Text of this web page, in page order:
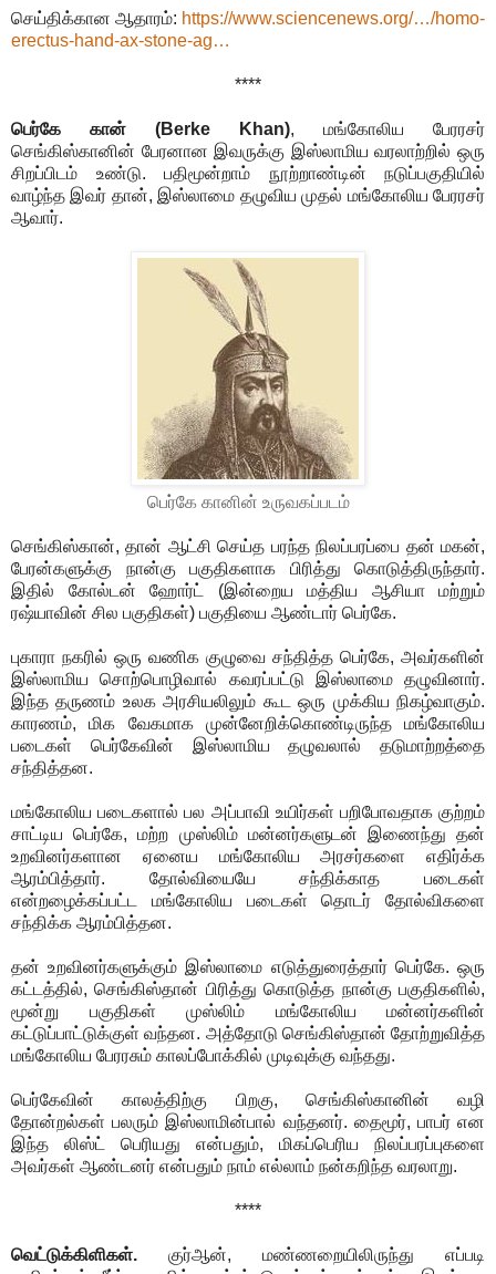
செய்திக்கான ஆதாரம்: https://www.sciencenews.org/…/homo-
erectus-hand-ax-stone-ag…
****
பெர்கே கான் (Berke Khan), மங்கோலிய பேரரசர்
செங்கிஸ்கானின் பேரனான இவருக்கு இஸ்லாமிய வரலாற்றில் ஒரு
சிறப்பிடம் உண்டு. பதிமூன்றாம் நூற்றாண்டின் நடுப்பகுதியில்
வாழ்ந்த இவர் தான், இஸ்லாமை தழுவிய முதல் மங்கோலிய பேரரசர்
ஆவார்.
பெர்கே கானின் உருவகப்படம்
செங்கிஸ்கான், தான் ஆட்சி செய்த பரந்த நிலப்பரப்பை தன் மகன்,
பேரன்களுக்கு நான்கு பகுதிகளாக பிரித்து கொடுத்திருந்தார்.
இதில் கோல்டன் ஹோர்ட் (இன்றைய மத்திய ஆசியா மற்றும்
ரஷ்யாவின் சில பகுதிகள்) பகுதியை ஆண்டார் பெர்கே.
புகாரா நகரில் ஒரு வணிக குழுவை சந்தித்த பெர்கே, அவர்களின்
இஸ்லாமிய சொற்பொழிவால் கவரப்பட்டு இஸ்லாமை தழுவினார்.
இந்த தருணம் உலக அரசியலிலும் கூட ஒரு முக்கிய நிகழ்வாகும்.
காரணம், மிக வேகமாக முன்னேறிக்கொண்டிருந்த மங்கோலிய
படைகள் பெர்கேவின் இஸ்லாமிய தழுவலால் தடுமாற்றத்தை
சந்தித்தன.
மங்கோலிய படைகளால் பல அப்பாவி உயிர்கள் பறிபோவதாக குற்றம்
சாட்டிய பெர்கே, மற்ற முஸ்லிம் மன்னர்களுடன் இணைந்து தன்
உறவினர்களான ஏனைய மங்கோலிய அரசர்களை எதிர்க்க
ஆரம்பித்தார். தோல்வியையே சந்திக்காத படைகள்
என்றழைக்கப்பட்ட மங்கோலிய படைகள் தொடர் தோல்விகளை
சந்திக்க ஆரம்பித்தன.
தன் உறவினர்களுக்கும் இஸ்லாமை எடுத்துரைத்தார் பெர்கே. ஒரு
கட்டத்தில், செங்கிஸ்தான் பிரித்து கொடுத்த நான்கு பகுதிகளில்,
மூன்று பகுதிகள் முஸ்லிம் மங்கோலிய மன்னர்களின்
கட்டுப்பாட்டுக்குள் வந்தன. அத்தோடு செங்கிஸ்தான் தோற்றுவித்த
மங்கோலிய பேரரசும் காலப்போக்கில் முடிவுக்கு வந்தது.
பெர்கேவின் காலத்திற்கு பிறகு, செங்கிஸ்கானின் வழி
தோன்றல்கள் பலரும் இஸ்லாமின்பால் வந்தனர். தைமூர், பாபர் என
இந்த லிஸ்ட் பெரியது என்பதும், மிகப்பெரிய நிலப்பரப்புகளை
அவர்கள் ஆண்டனர் என்பதும் நாம் எல்லாம் நன்கறிந்த வரலாறு.
****
வெட்டுக்கிளிகள். குர்ஆன், மண்ணறையிலிருந்து எப்படி